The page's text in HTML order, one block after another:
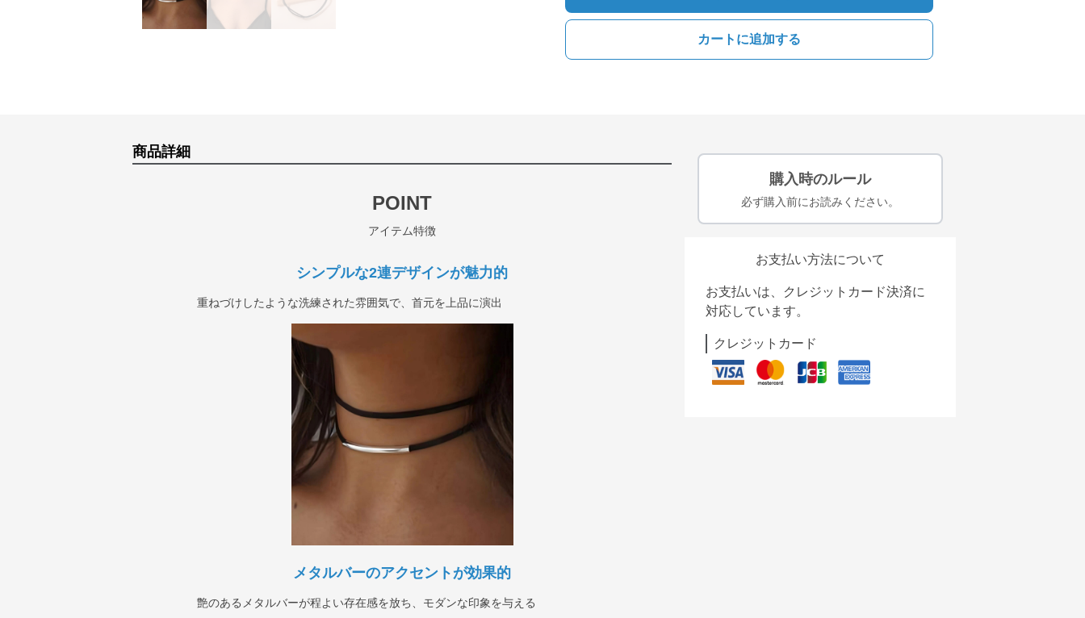
カートに追加する
商品詳細
POINT
アイテム特徴
シンプルな2連デザインが魅力的
重ねづけしたような洗練された雰囲気で、首元を上品に演出
メタルバーのアクセントが効果的
艶のあるメタルバーが程よい存在感を放ち、モダンな印象を与える
購入時のルール
必ず購入前にお読みください。
お支払い方法について
お支払いは、クレジットカード決済に
対応しています。
クレジットカード